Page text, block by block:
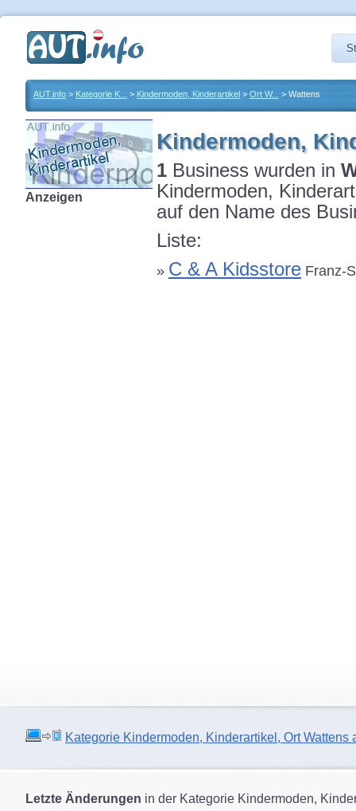
AUT.info > Kategorie K... > Kindermoden, Kinderartikel > Ort W... > Wattens
Anzeigen
Kindermoden,
1 Business wurden in
Kindermoden,
auf den Name des
Liste:
» C & A Kidsstore Franz-
Kategorie Kindermoden, Kinderartikel, Ort
Letzte Änderungen in der Kategorie Kindermoden,